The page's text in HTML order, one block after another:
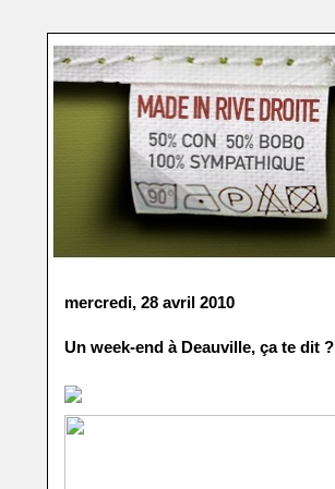
mercredi, 28 avril 2010
Un week-end à Deauville, ça te dit ?